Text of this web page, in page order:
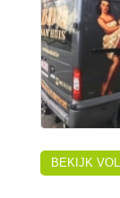
BEKIJK